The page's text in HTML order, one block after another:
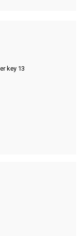
key 13